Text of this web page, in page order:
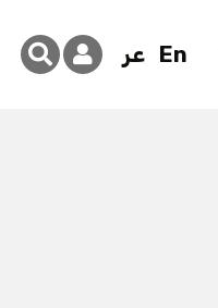
En عر